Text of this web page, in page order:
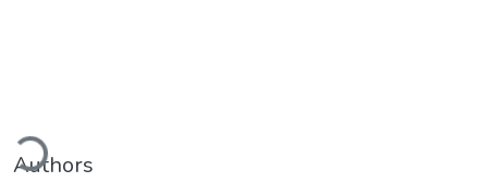
Authors